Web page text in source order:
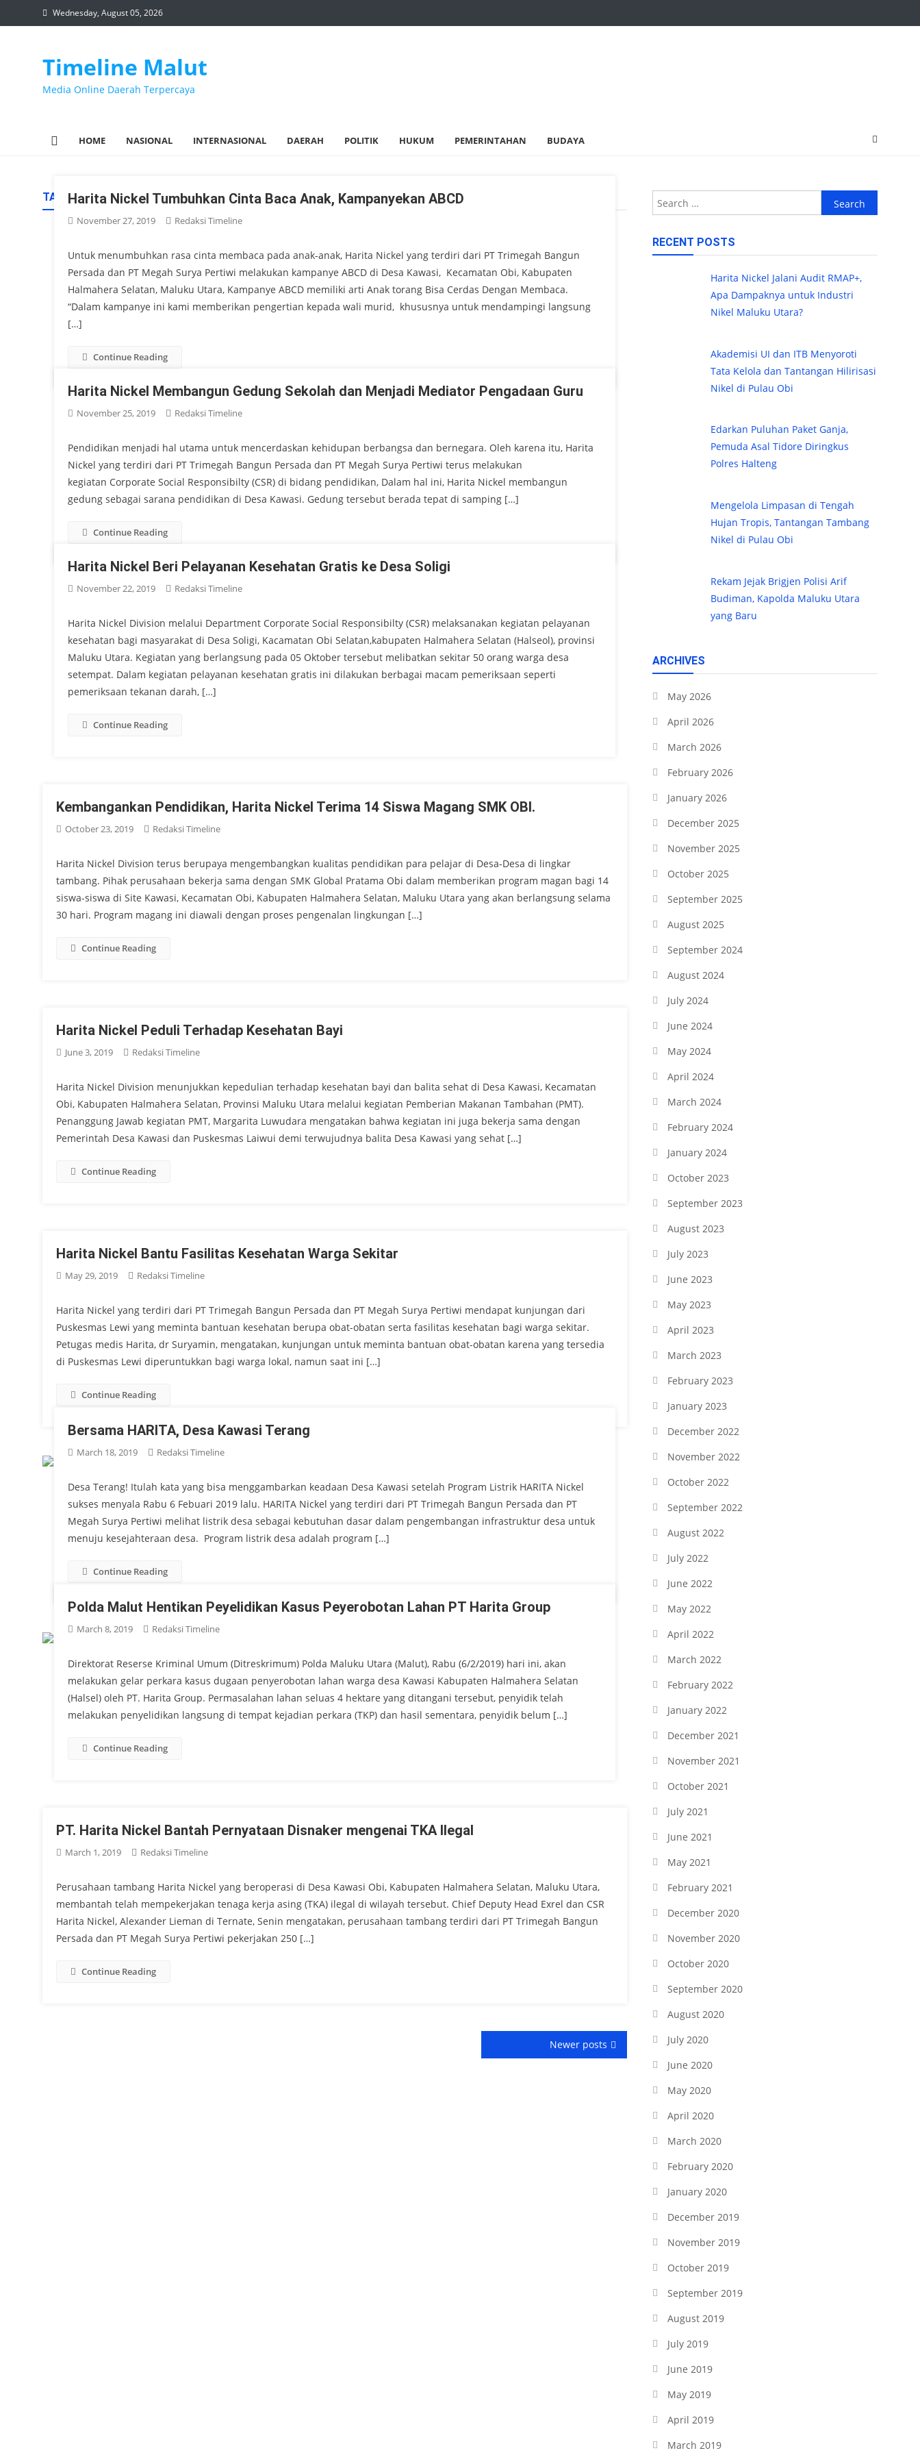
to
Wednesday, August 05, 2026
Timeline Malut
Media Online Daerah Terpercaya
HOME NASIONAL INTERNASIONAL DAERAH POLITIK HUKUM PEMERINTAHAN BUDAYA
TAG:PT TRIMEGAH BANGUN PERSADA
Harita Nickel Tumbuhkan Cinta Baca Anak, Kampanyekan ABCD
November 27, 2019 Redaksi Timeline
Untuk menumbuhkan rasa cinta membaca pada anak-anak, Harita Nickel yang terdiri dari PT Trimegah Bangun
Persada dan PT Megah Surya Pertiwi melakukan kampanye ABCD di Desa Kawasi, Kecamatan Obi, Kabupaten
Halmahera Selatan, Maluku Utara, Kampanye ABCD memiliki arti Anak torang Bisa Cerdas Dengan Membaca.
“Dalam kampanye ini kami memberikan pengertian kepada wali murid, khususnya untuk mendampingi langsung
[…]
Continue Reading
Harita Nickel Membangun Gedung Sekolah dan Menjadi Mediator Pengadaan Guru
November 25, 2019 Redaksi Timeline
Pendidikan menjadi hal utama untuk mencerdaskan kehidupan berbangsa dan bernegara. Oleh karena itu, Harita
Nickel yang terdiri dari PT Trimegah Bangun Persada dan PT Megah Surya Pertiwi terus melakukan
kegiatan Corporate Social Responsibilty (CSR) di bidang pendidikan, Dalam hal ini, Harita Nickel membangun
gedung sebagai sarana pendidikan di Desa Kawasi. Gedung tersebut berada tepat di samping […]
Continue Reading
Harita Nickel Beri Pelayanan Kesehatan Gratis ke Desa Soligi
November 22, 2019 Redaksi Timeline
Harita Nickel Division melalui Department Corporate Social Responsibilty (CSR) melaksanakan kegiatan pelayanan
kesehatan bagi masyarakat di Desa Soligi, Kacamatan Obi Selatan,kabupaten Halmahera Selatan (Halseol), provinsi
Maluku Utara. Kegiatan yang berlangsung pada 05 Oktober tersebut melibatkan sekitar 50 orang warga desa
setempat. Dalam kegiatan pelayanan kesehatan gratis ini dilakukan berbagai macam pemeriksaan seperti
pemeriksaan tekanan darah, […]
Continue Reading
Kembangankan Pendidikan, Harita Nickel Terima 14 Siswa Magang SMK OBI.
October 23, 2019 Redaksi Timeline
Harita Nickel Division terus berupaya mengembangkan kualitas pendidikan para pelajar di Desa-Desa di lingkar
tambang. Pihak perusahaan bekerja sama dengan SMK Global Pratama Obi dalam memberikan program magan bagi 14
siswa-siswa di Site Kawasi, Kecamatan Obi, Kabupaten Halmahera Selatan, Maluku Utara yang akan berlangsung selama
30 hari. Program magang ini diawali dengan proses pengenalan lingkungan […]
Continue Reading
Harita Nickel Peduli Terhadap Kesehatan Bayi
June 3, 2019 Redaksi Timeline
Harita Nickel Division menunjukkan kepedulian terhadap kesehatan bayi dan balita sehat di Desa Kawasi, Kecamatan
Obi, Kabupaten Halmahera Selatan, Provinsi Maluku Utara melalui kegiatan Pemberian Makanan Tambahan (PMT).
Penanggung Jawab kegiatan PMT, Margarita Luwudara mengatakan bahwa kegiatan ini juga bekerja sama dengan
Pemerintah Desa Kawasi dan Puskesmas Laiwui demi terwujudnya balita Desa Kawasi yang sehat […]
Continue Reading
Harita Nickel Bantu Fasilitas Kesehatan Warga Sekitar
May 29, 2019 Redaksi Timeline
Harita Nickel yang terdiri dari PT Trimegah Bangun Persada dan PT Megah Surya Pertiwi mendapat kunjungan dari
Puskesmas Lewi yang meminta bantuan kesehatan berupa obat-obatan serta fasilitas kesehatan bagi warga sekitar.
Petugas medis Harita, dr Suryamin, mengatakan, kunjungan untuk meminta bantuan obat-obatan karena yang tersedia
di Puskesmas Lewi diperuntukkan bagi warga lokal, namun saat ini […]
Continue Reading
Bersama HARITA, Desa Kawasi Terang
March 18, 2019 Redaksi Timeline
Desa Terang! Itulah kata yang bisa menggambarkan keadaan Desa Kawasi setelah Program Listrik HARITA Nickel
sukses menyala Rabu 6 Febuari 2019 lalu. HARITA Nickel yang terdiri dari PT Trimegah Bangun Persada dan PT
Megah Surya Pertiwi melihat listrik desa sebagai kebutuhan dasar dalam pengembangan infrastruktur desa untuk
menuju kesejahteraan desa. Program listrik desa adalah program […]
Continue Reading
Polda Malut Hentikan Peyelidikan Kasus Peyerobotan Lahan PT Harita Group
March 8, 2019 Redaksi Timeline
Direktorat Reserse Kriminal Umum (Ditreskrimum) Polda Maluku Utara (Malut), Rabu (6/2/2019) hari ini, akan
melakukan gelar perkara kasus dugaan penyerobotan lahan warga desa Kawasi Kabupaten Halmahera Selatan
(Halsel) oleh PT. Harita Group. Permasalahan lahan seluas 4 hektare yang ditangani tersebut, penyidik telah
melakukan penyelidikan langsung di tempat kejadian perkara (TKP) dan hasil sementara, penyidik belum […]
Continue Reading
PT. Harita Nickel Bantah Pernyataan Disnaker mengenai TKA Ilegal
March 1, 2019 Redaksi Timeline
Perusahaan tambang Harita Nickel yang beroperasi di Desa Kawasi Obi, Kabupaten Halmahera Selatan, Maluku Utara,
membantah telah mempekerjakan tenaga kerja asing (TKA) ilegal di wilayah tersebut. Chief Deputy Head Exrel dan CSR
Harita Nickel, Alexander Lieman di Ternate, Senin mengatakan, perusahaan tambang terdiri dari PT Trimegah Bangun
Persada dan PT Megah Surya Pertiwi pekerjakan 250 […]
Continue Reading
Newer posts
Search
for:
RECENT POSTS
Harita Nickel Jalani Audit RMAP+,
Apa Dampaknya untuk Industri
Nikel Maluku Utara?
Akademisi UI dan ITB Menyoroti
Tata Kelola dan Tantangan Hilirisasi
Nikel di Pulau Obi
Edarkan Puluhan Paket Ganja,
Pemuda Asal Tidore Diringkus
Polres Halteng
Mengelola Limpasan di Tengah
Hujan Tropis, Tantangan Tambang
Nikel di Pulau Obi
Rekam Jejak Brigjen Polisi Arif
Budiman, Kapolda Maluku Utara
yang Baru
ARCHIVES
May 2026
April 2026
March 2026
February 2026
January 2026
December 2025
November 2025
October 2025
September 2025
August 2025
September 2024
August 2024
July 2024
June 2024
May 2024
April 2024
March 2024
February 2024
January 2024
October 2023
September 2023
August 2023
July 2023
June 2023
May 2023
April 2023
March 2023
February 2023
January 2023
December 2022
November 2022
October 2022
September 2022
August 2022
July 2022
June 2022
May 2022
April 2022
March 2022
February 2022
January 2022
December 2021
November 2021
October 2021
July 2021
June 2021
May 2021
February 2021
December 2020
November 2020
October 2020
September 2020
August 2020
July 2020
June 2020
May 2020
April 2020
March 2020
February 2020
January 2020
December 2019
November 2019
October 2019
September 2019
August 2019
July 2019
June 2019
May 2019
April 2019
March 2019